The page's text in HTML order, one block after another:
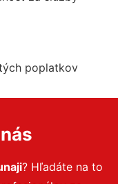
poplatkov
? Hľadáte na to